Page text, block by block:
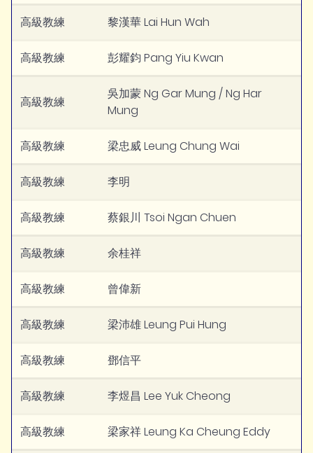
高級教練 黎漢華 Lai Hun Wah
高級教練 彭耀鈞 Pang Yiu Kwan
高級教練
吳加蒙 Ng Gar Mung / Ng Har
Mung
高級教練 梁忠威 Leung Chung Wai
高級教練 李明
高級教練 蔡銀川 Tsoi Ngan Chuen
高級教練 余桂祥
高級教練 曾偉新
高級教練 梁沛雄 Leung Pui Hung
高級教練 鄧信平
高級教練 李煜昌 Lee Yuk Cheong
高級教練 梁家祥 Leung Ka Cheung Eddy